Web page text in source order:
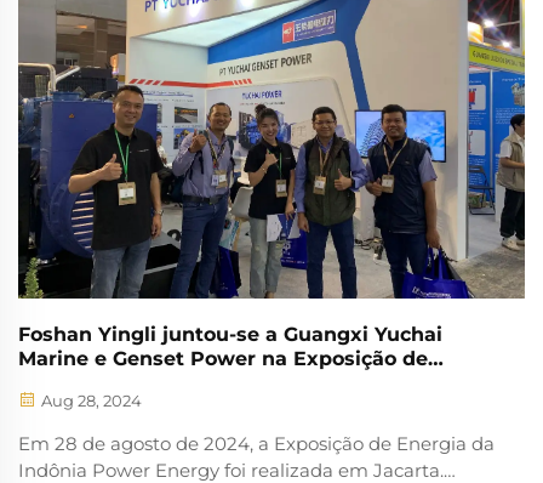
Foshan Yingli juntou-se a Guangxi Yuchai
Marine e Genset Power na Exposição de
Aug 28, 2024
Em 28 de agosto de 2024, a Exposição de Energia da
Indônia Power Energy foi realizada em Jacarta.